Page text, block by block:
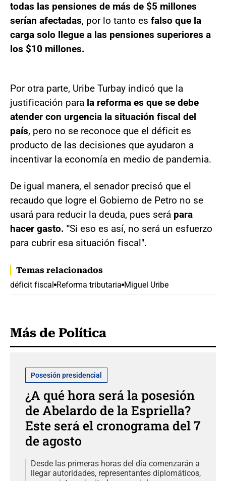
todas las pensiones de más de $5 millones
serían afectadas, por lo tanto es falso que la
carga solo llegue a las pensiones superiores a
los $10 millones.
Por otra parte, Uribe Turbay indicó que la
justificación para la reforma es que se debe
atender con urgencia la situación fiscal del
país, pero no se reconoce que el déficit es
producto de las decisiones que ayudaron a
incentivar la economía en medio de pandemia.
De igual manera, el senador precisó que el
recaudo que logre el Gobierno de Petro no se
usará para reducir la deuda, pues será para
hacer gasto. "Si eso es así, no será un esfuerzo
para cubrir esa situación fiscal".
Temas relacionados
déficit fiscal Reforma tributaria Miguel Uribe
Más de Política
Posesión presidencial
¿A qué hora será la posesión
de Abelardo de la Espriella?
Este será el cronograma del 7
de agosto
Desde las primeras horas del día comenzarán a
llegar autoridades, representantes diplomáticos,